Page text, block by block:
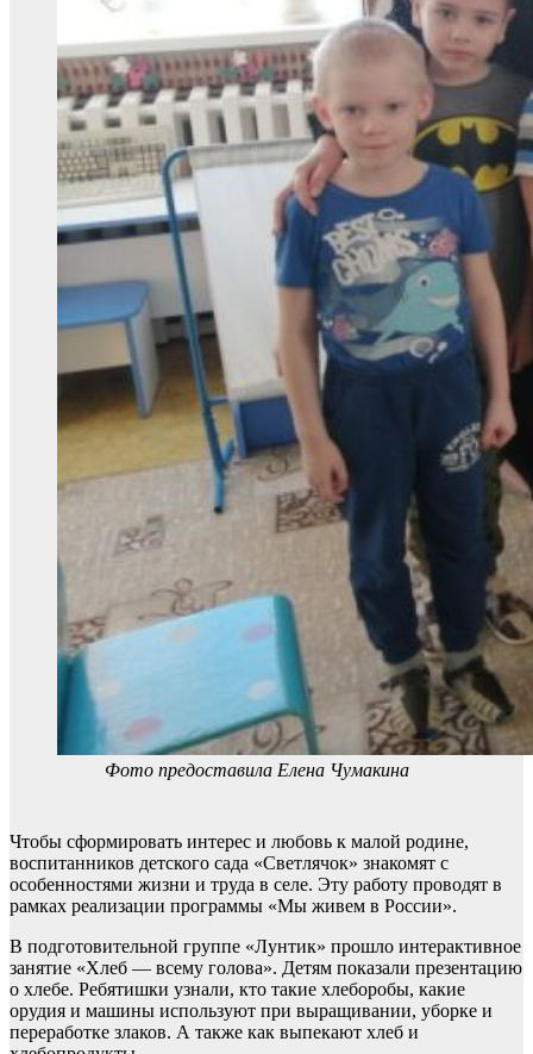
Фото предоставила Елена Чумакина
Чтобы сформировать интерес и любовь к малой родине,
воспитанников детского сада «Светлячок» знакомят с
особенностями жизни и труда в селе. Эту работу проводят в
рамках реализации программы «Мы живем в России».
В подготовительной группе «Лунтик» прошло интерактивное
занятие «Хлеб — всему голова». Детям показали презентацию
о хлебе. Ребятишки узнали, кто такие хлеборобы, какие
орудия и машины используют при выращивании, уборке и
переработке злаков. А также как выпекают хлеб и